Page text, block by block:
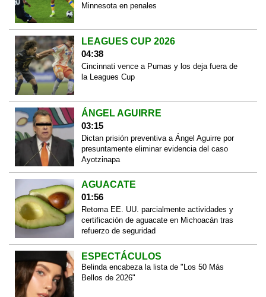
Minnesota en penales
LEAGUES CUP 2026
04:38
Cincinnati vence a Pumas y los deja fuera de
la Leagues Cup
ÁNGEL AGUIRRE
03:15
Dictan prisión preventiva a Ángel Aguirre por
presuntamente eliminar evidencia del caso
Ayotzinapa
AGUACATE
01:56
Retoma EE. UU. parcialmente actividades y
certificación de aguacate en Michoacán tras
refuerzo de seguridad
ESPECTÁCULOS
Belinda encabeza la lista de "Los 50 Más
Bellos de 2026"